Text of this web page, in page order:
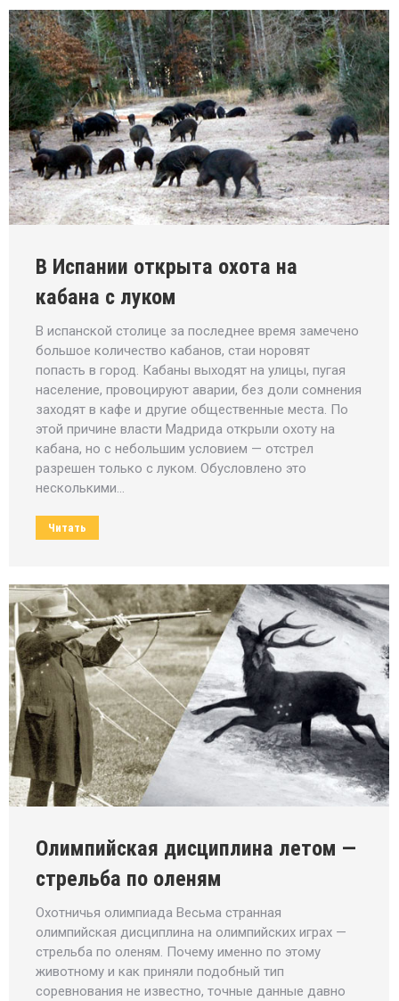
В Испании открыта охота на
кабана с луком
В испанской столице за последнее время замечено
большое количество кабанов, стаи норовят
попасть в город. Кабаны выходят на улицы, пугая
население, провоцируют аварии, без доли сомнения
заходят в кафе и другие общественные места. По
этой причине власти Мадрида открыли охоту на
кабана, но с небольшим условием — отстрел
разрешен только с луком. Обусловлено это
несколькими…
Читать
Олимпийская дисциплина летом —
стрельба по оленям
Охотничья олимпиада Весьма странная
олимпийская дисциплина на олимпийских играх —
стрельба по оленям. Почему именно по этому
животному и как приняли подобный тип
соревнования не известно, точные данные давно